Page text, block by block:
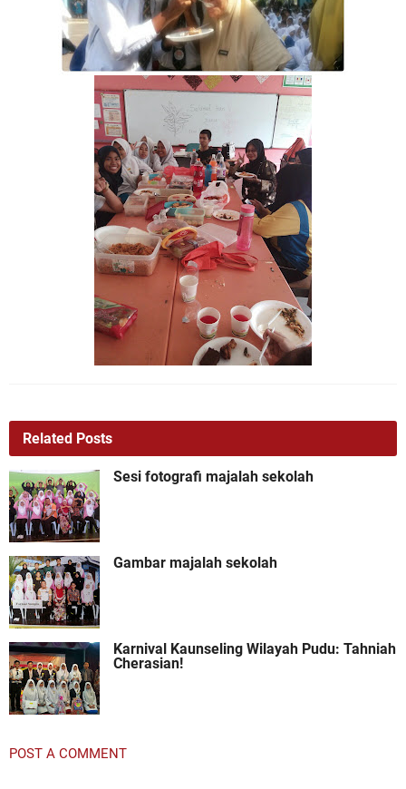
Related Posts
Sesi fotografi majalah sekolah
Gambar majalah sekolah
Karnival Kaunseling Wilayah Pudu: Tahniah
Cherasian!
POST A COMMENT